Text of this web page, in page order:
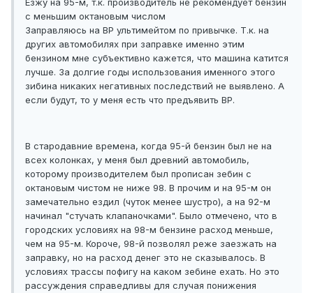
Езжу на 95-м, т.к. производитель не рекомендует бензин
с меньшим октановым числом
Заправляюсь на BP ультимейтом по привычке. Т.к. на
других автомобилях при заправке именно этим
бензином мне субъективно кажется, что машина катится
лучше. За долгие годы использования именного этого
зибина никаких негативных последствий не выявлено. А
если будут, то у меня есть что предъявить BP.
В стародавние времена, когда 95-й бензин был не на
всех колонках, у меня был древний автомобиль,
которому производителем был прописан зебин с
октановым чистом не ниже 98. В прочим и на 95-м он
замечательно ездил (чуток менее шустро), а на 92-м
начинал "стучать клапаночками". Было отмечено, что в
городских условиях на 98-м бензине расход меньше,
чем на 95-м. Короче, 98-й позволял реже заезжать на
заправку, но на расход денег это не сказывалось. В
условиях трассы пофигу на каком зебине ехать. Но это
рассуждения справедливы для случая понижения